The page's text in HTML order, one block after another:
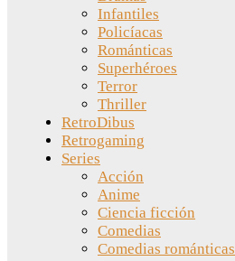
Infantiles
Policíacas
Románticas
Superhéroes
Terror
Thriller
RetroDibus
Retrogaming
Series
Acción
Anime
Ciencia ficción
Comedias
Comedias románticas